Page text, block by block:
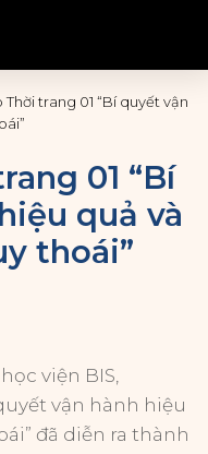
trang 01 “Bí quyết vận
01 “Bí
quả và
thoái”
viện BIS,
vận hành hiệu
đã diễn ra thành